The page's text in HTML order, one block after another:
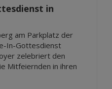
Nov 2025
Sep 2025
in
am Parkplatz der
In-Gottesdienst
zelebriert den
Mitfeiernden in ihren